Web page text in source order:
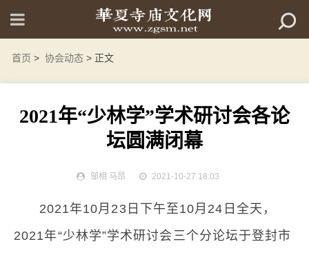
首页 > 协会动态 > 正文
2021年“少林学”学术研讨会各论
坛圆满闭幕
邹相 马昂 2021-10-27 18:03
2021年10月23日下午至10月24日全天，
2021年“少林学”学术研讨会三个分论坛于登封市